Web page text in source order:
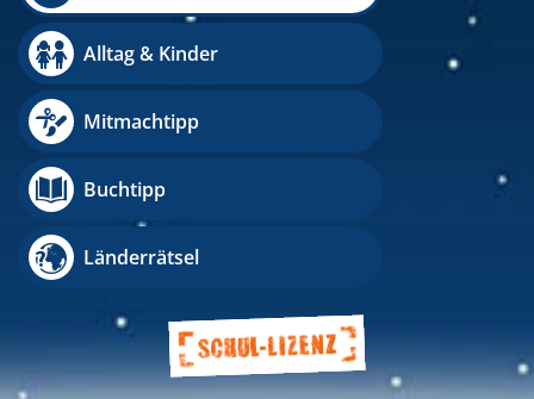
Alltag & Kinder
Mitmachtipp
Buchtipp
Länderrätsel